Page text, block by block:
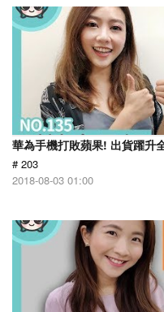
華為手機打敗蘋果! 出貨躍升
# 203
2018-08-03 01:00